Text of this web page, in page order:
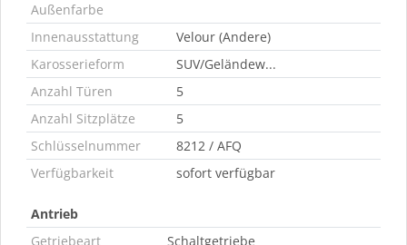
Außenfarbe
Innenausstattung
Velour (Andere)
Karosserieform
SUV/Geländew...
Anzahl Türen
5
Anzahl Sitzplätze
5
Schlüsselnummer
8212 / AFQ
Verfügbarkeit
sofort verfügbar
Antrieb
Getriebeart
Schaltgetriebe